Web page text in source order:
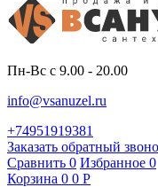
Пн-Вс с 9.00 - 20.00
info@vsanuzel.ru
+74951919381
Заказать обратный
Сравнить 0 Избранное 0
Корзина 0 0 Р